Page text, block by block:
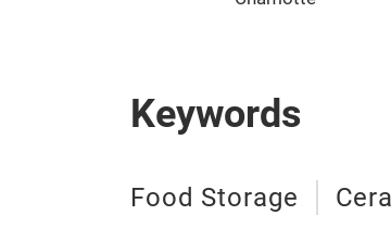
Keywords
Food Storage